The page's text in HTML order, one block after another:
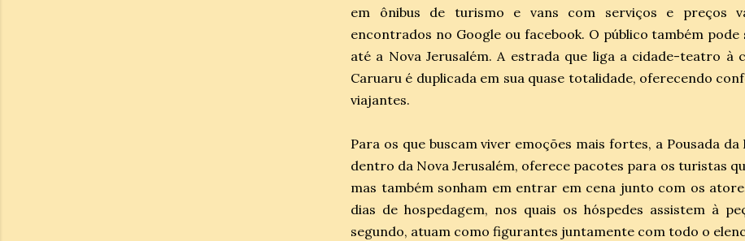
em ônibus de turismo e vans com serviços e preços
encontrados no Google ou facebook. O público também
até a Nova Jerusalém. A estrada que liga a cidade-teatro à
Caruaru é duplicada em sua quase totalidade, oferecendo
viajantes.
Para os que buscam viver emoções mais fortes, a Pousada da
dentro da Nova Jerusalém, oferece pacotes para os turistas
mas também sonham em entrar em cena junto com os
dias de hospedagem, nos quais os hóspedes assistem à
segundo, atuam como figurantes juntamente com todo o